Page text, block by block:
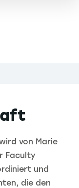
von Marie
Faculty
und
die den